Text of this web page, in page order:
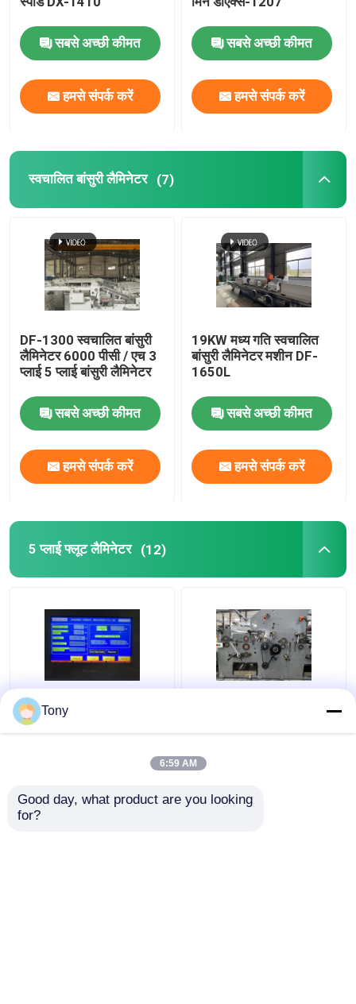
सबसे अच्छी कीमत
हमसे संपर्क करें
सबसे अच्छी कीमत
हमसे संपर्क करें
स्वचालित बांसुरी लैमिनेटर (7)
DF-1300 स्वचालित बांसुरी
लैमिनेटर 6000 पीसी / एच 3
प्लाई 5 प्लाई बांसुरी लैमिनेटर
सबसे अच्छी कीमत
हमसे संपर्क करें
19KW मध्य गति स्वचालित
बांसुरी लैमिनेटर मशीन DF-
1650L
सबसे अच्छी कीमत
हमसे संपर्क करें
5 प्लाई फ्लूट लैमिनेटर (12)
दो बांसुरी संयोजन स्वचालित
बांसुरी लैमिनेटर मशीन 5000
1650 * 1450 मिमी 5 प्लाई
Tony
6:59 AM
Good day, what product are you looking
for?